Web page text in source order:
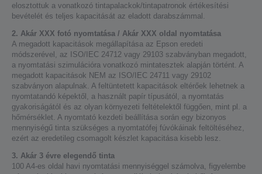
elosztottuk a vonatkozó tintapalackok/tintapatronok értékesítési
bevételét és teljes kapacitását az eladott darabszámmal.
2. Akár XXX fotó nyomtatása / Akár XXX oldal nyomtatása
A megadott kapacitások megállapítása az Epson eredeti
módszerével, az ISO/IEC 24712 vagy 29103 szabványban megadott,
a nyomtatási szimulációra vonatkozó mintatesztek alapján történt. A
megadott kapacitások NEM az ISO/IEC 24711 vagy 29102
szabványon alapulnak. A feltüntetett kapacitások eltérőek lehetnek a
nyomtatandó képektől, a használt papír típusától, a nyomtatás
gyakoriságától és az olyan környezeti feltételektől függően, mint pl. a
hőmérséklet. A nyomtató kezdeti beállítása során egy bizonyos
mennyiségű tinta szükséges a nyomtatófej fúvókáinak feltöltéséhez,
ezért az eredetileg csomagolt készlet kapacitása kisebb lesz.
3. Akár 3 évre elegendő tinta
100 A4-es oldal havi nyomtatási mennyiséggel számolva, figyelembe